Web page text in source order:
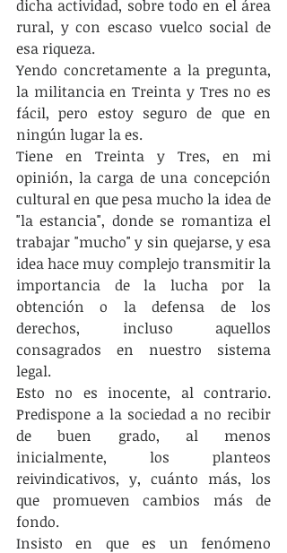
dicha actividad, sobre todo en el área
rural, y con escaso vuelco social de
esa riqueza.
Yendo concretamente a la pregunta,
la militancia en Treinta y Tres no es
fácil, pero estoy seguro de que en
ningún lugar la es.
Tiene en Treinta y Tres, en mi
opinión, la carga de una concepción
cultural en que pesa mucho la idea de
"la estancia", donde se romantiza el
trabajar "mucho" y sin quejarse, y esa
idea hace muy complejo transmitir la
importancia de la lucha por la
obtención o la defensa de los
derechos, incluso aquellos
consagrados en nuestro sistema
legal.
Esto no es inocente, al contrario.
Predispone a la sociedad a no recibir
de buen grado, al menos
inicialmente, los planteos
reivindicativos, y, cuánto más, los
que promueven cambios más de
fondo.
Insisto en que es un fenómeno